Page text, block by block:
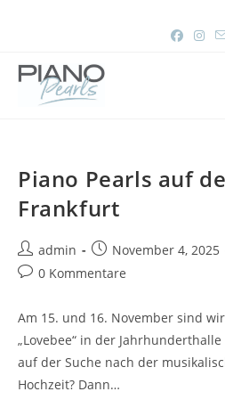
Piano Pearls auf
Frankfurt
admin November 4, 2025
0 Kommentare
Am 15. und 16. November sind
„Lovebee“ in der
auf der Suche nach der
Hochzeit? Dann…